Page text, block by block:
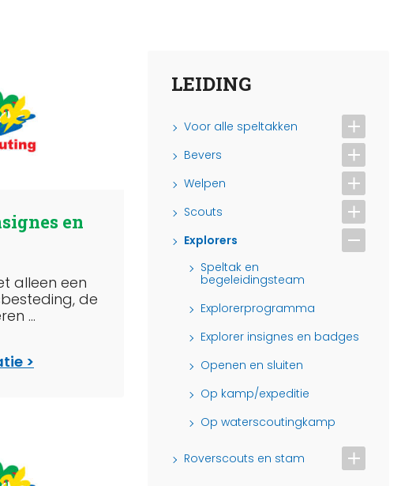
en
alleen een
de
...
LEIDING
Voor alle speltakken
Bevers
Welpen
Scouts
Explorers
Speltak en
begeleidingsteam
Explorerprogramma
Explorer insignes en badges
Openen en sluiten
Op kamp/expeditie
Op waterscoutingkamp
Roverscouts en stam